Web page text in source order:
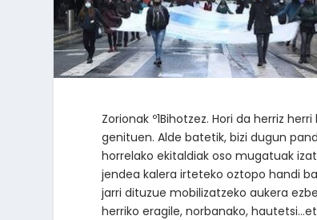
Zorionak º1Bihotzez. Hori da herriz
genituen. Alde batetik, bizi dugun
horrelako ekitaldiak oso mugatuak
jendea kalera irteteko oztopo handi
jarri dituzue mobilizatzeko aukera
herriko eragile, norbanako,